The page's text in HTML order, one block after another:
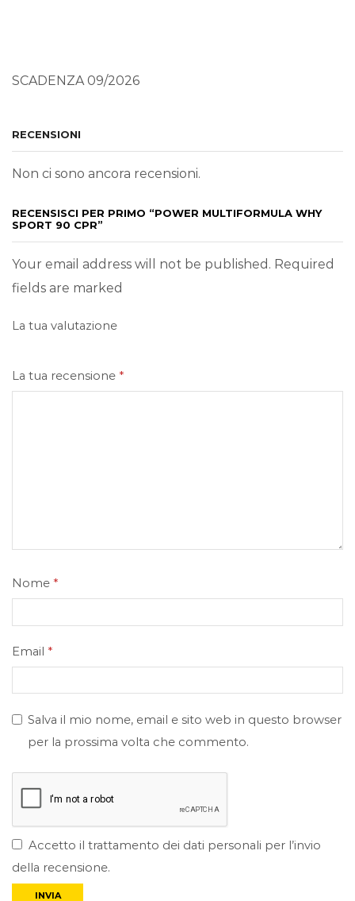
SCADENZA 09/2026
RECENSIONI
Non ci sono ancora recensioni.
RECENSISCI PER PRIMO “POWER MULTIFORMULA WHY
SPORT 90 CPR”
Your email address will not be published. Required
fields are marked
La tua valutazione
La tua recensione *
Nome *
Email *
Salva il mio nome, email e sito web in questo browser
per la prossima volta che commento.
Accetto il trattamento dei dati personali per l’invio
della recensione.